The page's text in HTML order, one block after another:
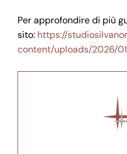
Per approfondire di più
sito: https://
content/uploads/2026/